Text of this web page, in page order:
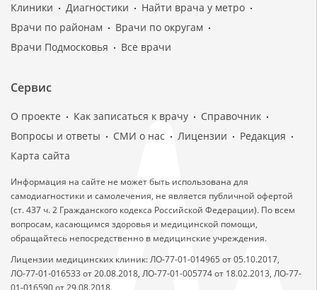
Клиники
Диагностики
Найти врача у метро
Врачи по районам
Врачи по округам
Врачи Подмосковья
Все врачи
Сервис
О проекте Как записаться к врачу
Справочник
Вопросы и ответы
СМИ о нас Лицензии
Редакция
Карта сайта
Информация на сайте не может быть использована для
самодиагностики и самолечения, не является публичной офертой
(ст. 437 ч. 2 Гражданского кодекса Российской Федерации). По всем
вопросам, касающимся здоровья и медицинской помощи,
обращайтесь непосредственно в медицинские учреждения.
Лицензии медицинских клиник: ЛО-77-01-014965 от 05.10.2017,
ЛО-77-01-016533 от 20.08.2018, ЛО-77-01-005774 от 18.02.2013, ЛО-77-